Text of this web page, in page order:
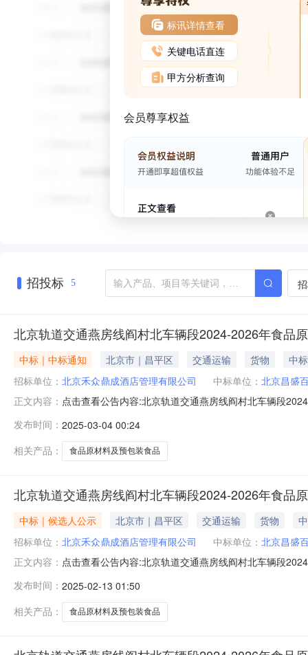
标讯详情查看
关键电话直连
甲方分析查询
会员尊享权益
招投标 5
北京轨道交通燕房线阎村北车辆段2024-2026年食品
中标｜中标通知 北京市｜昌平区 交通运输 货物
中
招标单位： 北京禾众鼎成酒店管理有限公司 中标单位： 北京昌盛
正文内容： 点击查看公告内容:北京轨道交通燕房线阎村北车辆段
品采购项目：中标人：北京昌盛百汇供应链管理有限公
发布时间： 2025-03-04 00:24
相关产品：
食品原材料及预包装食品
北京轨道交通燕房线阎村北车辆段2024-2026年食品
中标｜候选人公示 北京市｜昌平区 交通运输 货物
招标单位： 北京禾众鼎成酒店管理有限公司 中标单位： 北京昌盛
正文内容： 点击查看公告内容:北京轨道交通燕房线阎村北车辆段
2024-2026年食品原材料及预包装食品采购项目：1、中
发布时间： 2025-02-13 01:50
相关产品：
食品原材料及预包装食品